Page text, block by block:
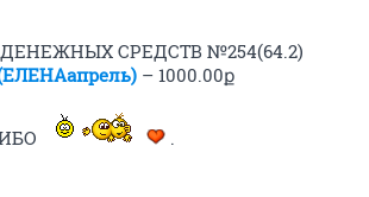
СРЕДСТВ №254(64.2)
– 1000.00ք
.